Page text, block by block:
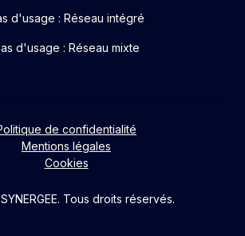
d'usage : Réseau intégré
d'usage : Réseau mixte
Tous droits réservés.
de confidentialité
Mentions légales
Cookies